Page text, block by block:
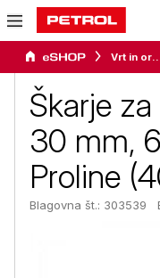
Vrt in orodje
Škarje
30 mm,
Proline
Blagovna št.: 303539